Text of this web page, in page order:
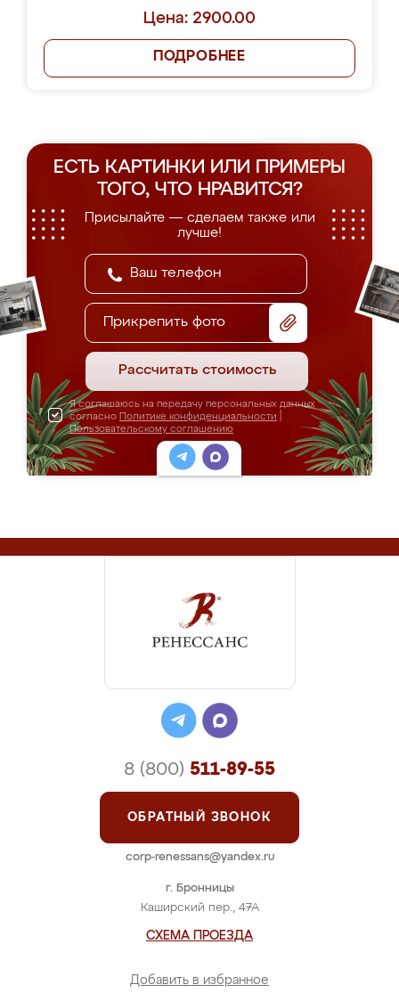
Цена: 2900.00
ПОДРОБНЕЕ
ЕСТЬ КАРТИНКИ ИЛИ ПРИМЕРЫ
ТОГО, ЧТО НРАВИТСЯ?
Присылайте — сделаем также или
лучше!
Прикрепить фото
Рассчитать стоимость
Я соглашаюсь на передачу персональных данных
согласно Политике конфиденциальности
Пользовательскому соглашению
г. Бронницы
Каширский пер., 47А
СХЕМА ПРОЕЗДА
Добавить в избранное
8 (800) 511-89-55
ОБРАТНЫЙ ЗВОНОК
corp-renessans@yandex.ru